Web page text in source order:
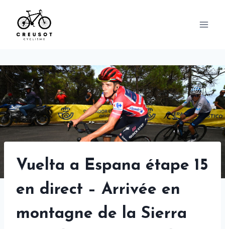
content
Vuelta a Espana étape 15
en direct – Arrivée en
montagne de la Sierra